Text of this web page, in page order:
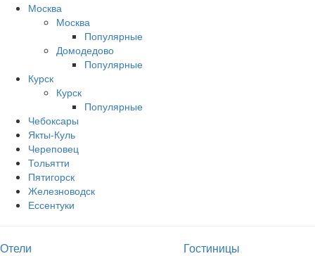
Москва
Москва
Популярные
Домодедово
Популярные
Курск
Курск
Популярные
Чебоксары
Якты-Куль
Череповец
Тольятти
Пятигорск
Железноводск
Ессентуки
Отели
Гостиницы